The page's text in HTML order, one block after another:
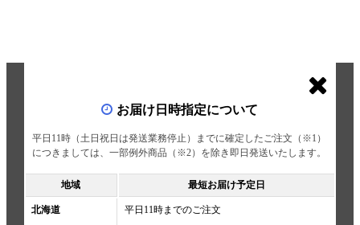
お届け日時指定について
平日11時（土日祝日は発送業務停止）までに確定したご注文（※1）
につきましては、一部例外商品（※2）を除き即日発送いたします。
地域 最短お届け予定日
北海道 平日11時までのご注文